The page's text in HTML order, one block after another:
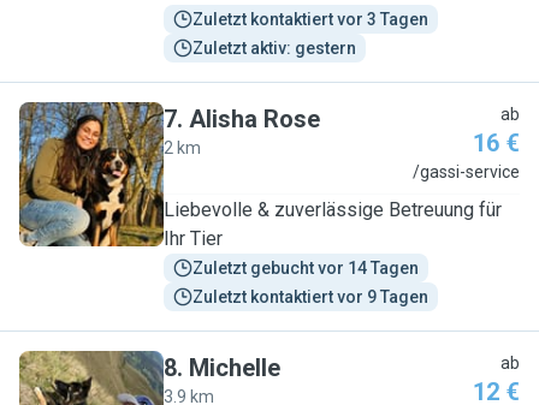
Zuletzt kontaktiert vor 3 Tagen
Zuletzt aktiv: gestern
A
7. Alisha Rose
2 km
ab
16 €
/gassi-service
Liebevolle & zuverlässige Betreuung für
Ihr Tier
Zuletzt gebucht vor 14 Tagen
Zuletzt kontaktiert vor 9 Tagen
8. Michelle
3.9 km
ab
12 €